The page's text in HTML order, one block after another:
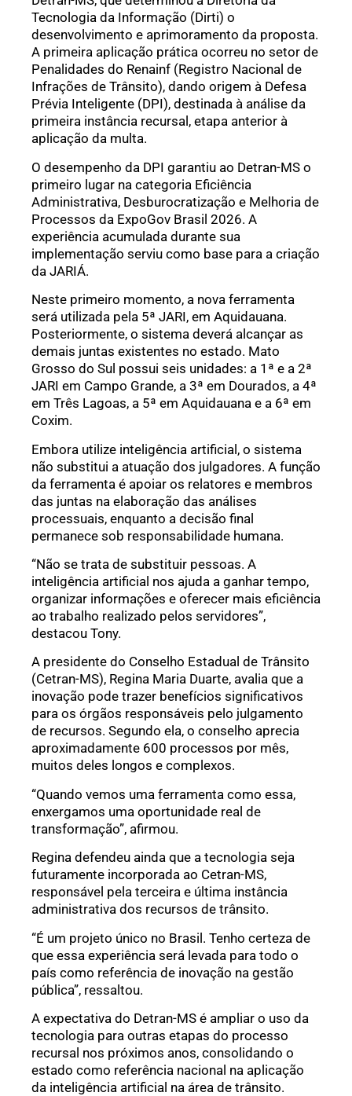
Tecnologia da Informação (Dirti) o
desenvolvimento e aprimoramento da proposta.
A primeira aplicação prática ocorreu no setor de
Penalidades do Renainf (Registro Nacional de
Infrações de Trânsito), dando origem à Defesa
Prévia Inteligente (DPI), destinada à análise da
primeira instância recursal, etapa anterior à
aplicação da multa.
O desempenho da DPI garantiu ao Detran-MS o
primeiro lugar na categoria Eficiência
Administrativa, Desburocratização e Melhoria de
Processos da ExpoGov Brasil 2026. A
experiência acumulada durante sua
implementação serviu como base para a criação
da JARIÁ.
Neste primeiro momento, a nova ferramenta
será utilizada pela 5ª JARI, em Aquidauana.
Posteriormente, o sistema deverá alcançar as
demais juntas existentes no estado. Mato
Grosso do Sul possui seis unidades: a 1ª e a 2ª
JARI em Campo Grande, a 3ª em Dourados, a 4ª
em Três Lagoas, a 5ª em Aquidauana e a 6ª em
Coxim.
Embora utilize inteligência artificial, o sistema
não substitui a atuação dos julgadores. A função
da ferramenta é apoiar os relatores e membros
das juntas na elaboração das análises
processuais, enquanto a decisão final
permanece sob responsabilidade humana.
“Não se trata de substituir pessoas. A
inteligência artificial nos ajuda a ganhar tempo,
organizar informações e oferecer mais eficiência
ao trabalho realizado pelos servidores”,
destacou Tony.
A presidente do Conselho Estadual de Trânsito
(Cetran-MS), Regina Maria Duarte, avalia que a
inovação pode trazer benefícios significativos
para os órgãos responsáveis pelo julgamento
de recursos. Segundo ela, o conselho aprecia
aproximadamente 600 processos por mês,
muitos deles longos e complexos.
“Quando vemos uma ferramenta como essa,
enxergamos uma oportunidade real de
transformação”, afirmou.
Regina defendeu ainda que a tecnologia seja
futuramente incorporada ao Cetran-MS,
responsável pela terceira e última instância
administrativa dos recursos de trânsito.
“É um projeto único no Brasil. Tenho certeza de
que essa experiência será levada para todo o
país como referência de inovação na gestão
pública”, ressaltou.
A expectativa do Detran-MS é ampliar o uso da
tecnologia para outras etapas do processo
recursal nos próximos anos, consolidando o
estado como referência nacional na aplicação
da inteligência artificial na área de trânsito.